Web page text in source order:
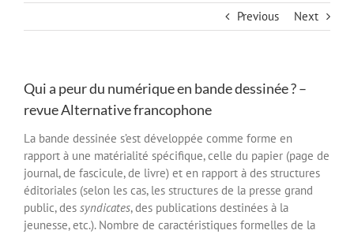
Previous Next
Qui a peur du numérique en bande dessinée ? –
revue Alternative francophone
La bande dessinée s’est développée comme forme en
rapport à une matérialité spécifique, celle du papier (page de
journal, de fascicule, de livre) et en rapport à des structures
éditoriales (selon les cas, les structures de la presse grand
public, des syndicates, des publications destinées à la
jeunesse, etc.). Nombre de caractéristiques formelles de la